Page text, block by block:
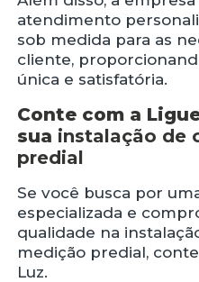
atendimento
sob medida para as
cliente,
única e satisfatória.
Conte com a
sua instalação de
predial
Se você busca por
especializada e
qualidade na
medição predial,
Luz.